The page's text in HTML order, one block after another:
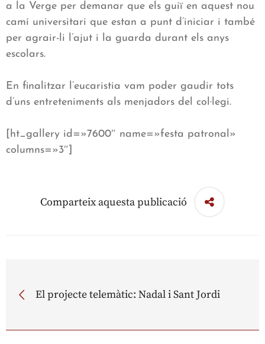
a la Verge per demanar que els guiï en aquest nou
camí universitari que estan a punt d’iniciar i també
per agrair-li l’ajut i la guarda durant els anys
escolars.
En finalitzar l’eucaristia vam poder gaudir tots
d’uns entreteniments als menjadors del col·legi.
[ht_gallery id=»7600″ name=»festa patronal»
columns=»3″]
Comparteix aquesta publicació
El projecte telemàtic: Nadal i Sant Jordi